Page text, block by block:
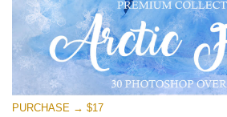
PURCHASE → $17